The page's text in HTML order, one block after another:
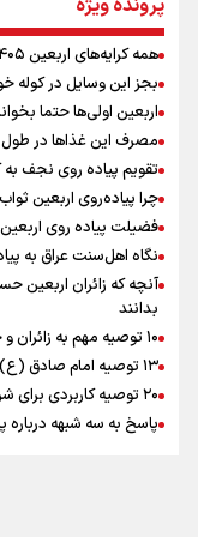
رابطه
زوجیت
اقتدار
ماندگار
اینفو برنا /
اینفو برنا / جدول
عراق
پرونده ویژه
همه کرایه‌های اربعین ۱۴۰۵ از مرز تا نجف و کربلا
بجز این وسایل در کوله خود برای
اربعین اولی‌ها حتما
مصرف این غذاها در طول
تقویم پیاده روی نجف به کربلا اربعین
چرا پیاده‌روی اربعین
فضیلت پیاده روی
نگاه اهل‌سنت عراق به
بدانند
۱۰ توصیه مهم به زائران و خادمان پیاده روی اربعین
۱۳ توصیه امام صادق (ع) برای پیاده‌روی اربعین
۲۰ توصیه کاربردی برای شرکت در پیاده روی اربعین ۱۴۰۵
پاسخ به سه‌ شبهه درباره